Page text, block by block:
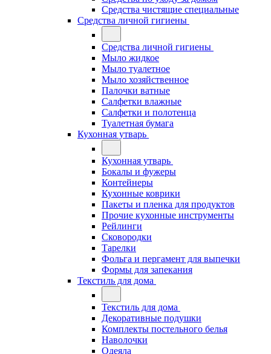
Средства чистящие специальные
Средства личной гигиены
Средства личной гигиены
Мыло жидкое
Мыло туалетное
Мыло хозяйственное
Палочки ватные
Салфетки влажные
Салфетки и полотенца
Туалетная бумага
Кухонная утварь
Кухонная утварь
Бокалы и фужеры
Контейнеры
Кухонные коврики
Пакеты и пленка для продуктов
Прочие кухонные инструменты
Рейлинги
Сковородки
Тарелки
Фольга и пергамент для выпечки
Формы для запекания
Текстиль для дома
Текстиль для дома
Декоративные подушки
Комплекты постельного белья
Наволочки
Одеяла